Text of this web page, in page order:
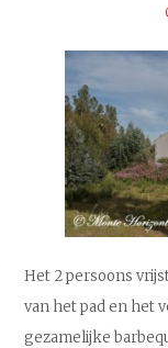
Het 2 persoons
van het pad en het
gezamelijke